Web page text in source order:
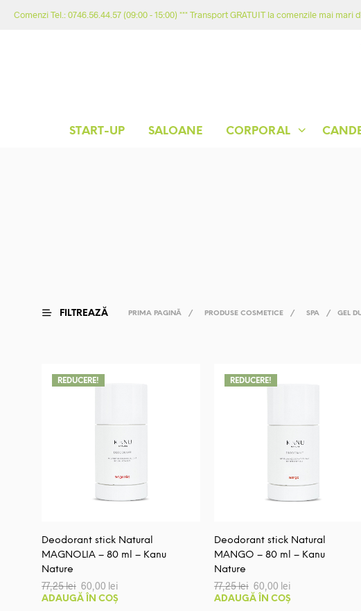
Comenzi Tel.: 0746.56.44.57 (09:00 - 15:00) *** Transport GRATUIT la comenzile mai mari
START-UP SALOANE CORPORAL
FILTREAZĂ PRIMA PAGINĂ / PRODUSE COSMETICE / SPA / GEL
REDUCERE!
Deodorant stick Natural
MAGNOLIA – 80 ml – Kanu
Nature
77,25lei Prețul
inițial
a
60,00 lei
este:
ADAUGĂ ÎN COȘ
REDUCERE!
Deodorant stick Natural
MANGO – 80 ml – Kanu
Nature
77,25lei Prețul
inițial
a
60,00 leiPrețul
curent
este:
ADAUGĂ ÎN COȘ